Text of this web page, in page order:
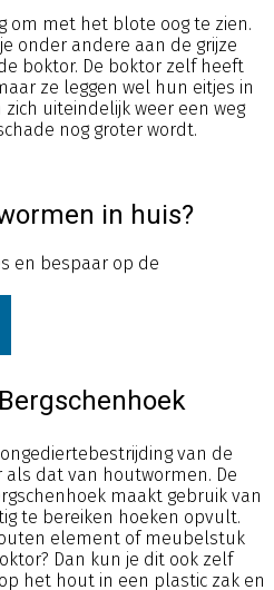
om met het blote oog te zien.
onder andere aan de grijze
boktor. De boktor zelf heeft
ze leggen wel hun eitjes in
uiteindelijk weer een weg
nog groter wordt.
in huis?
en bespaar op de
van de
dat van houtwormen. De
maakt gebruik van
te bereiken hoeken opvult.
element of meubelstuk
Dan kun je dit ook zelf
het hout in een plastic zak en